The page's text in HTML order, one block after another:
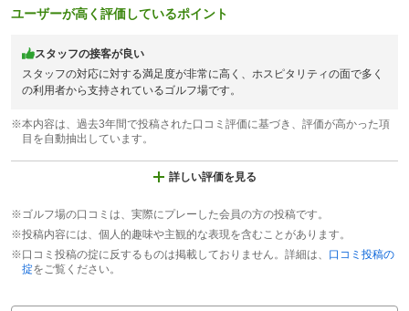
ユーザーが高く評価しているポイント
スタッフの接客が良い
スタッフの対応に対する満足度が非常に高く、ホスピタリティの面で多く
の利用者から支持されているゴルフ場です。
※本内容は、過去3年間で投稿された口コミ評価に基づき、評価が高かった項
目を自動抽出しています。
詳しい評価を見る
※ゴルフ場の口コミは、実際にプレーした会員の方の投稿です。
※投稿内容には、個人的趣味や主観的な表現を含むことがあります。
※口コミ投稿の掟に反するものは掲載しておりません。詳細は、 口コミ投稿の
掟をご覧ください。